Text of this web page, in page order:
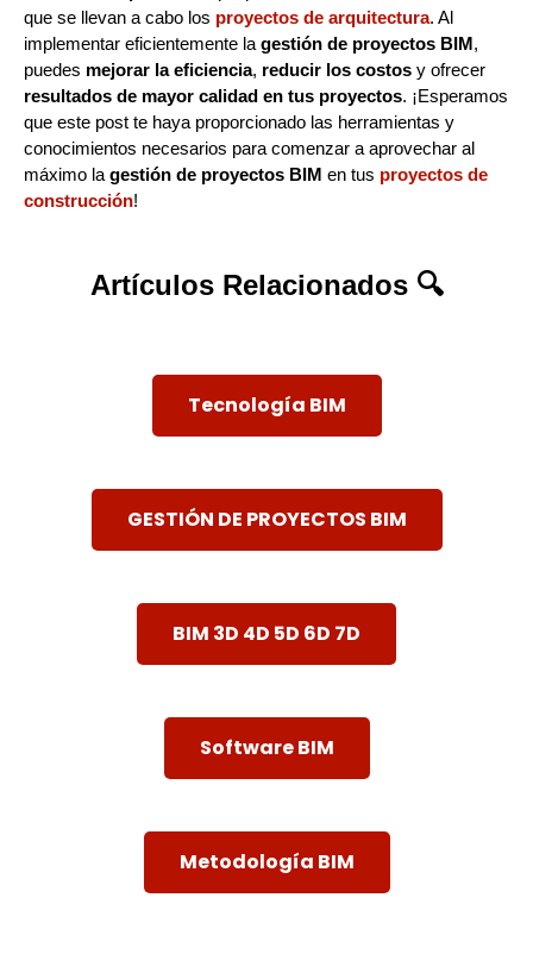
que se llevan a cabo los proyectos de arquitectura. Al
implementar eficientemente la gestión de proyectos BIM,
puedes mejorar la eficiencia, reducir los costos y ofrecer
resultados de mayor calidad en tus proyectos. ¡Esperamos
que este post te haya proporcionado las herramientas y
conocimientos necesarios para comenzar a aprovechar al
máximo la gestión de proyectos BIM en tus proyectos de
construcción!
Artículos Relacionados 🔍
Tecnología BIM
GESTIÓN DE PROYECTOS BIM
BIM 3D 4D 5D 6D 7D
Software BIM
Metodología BIM